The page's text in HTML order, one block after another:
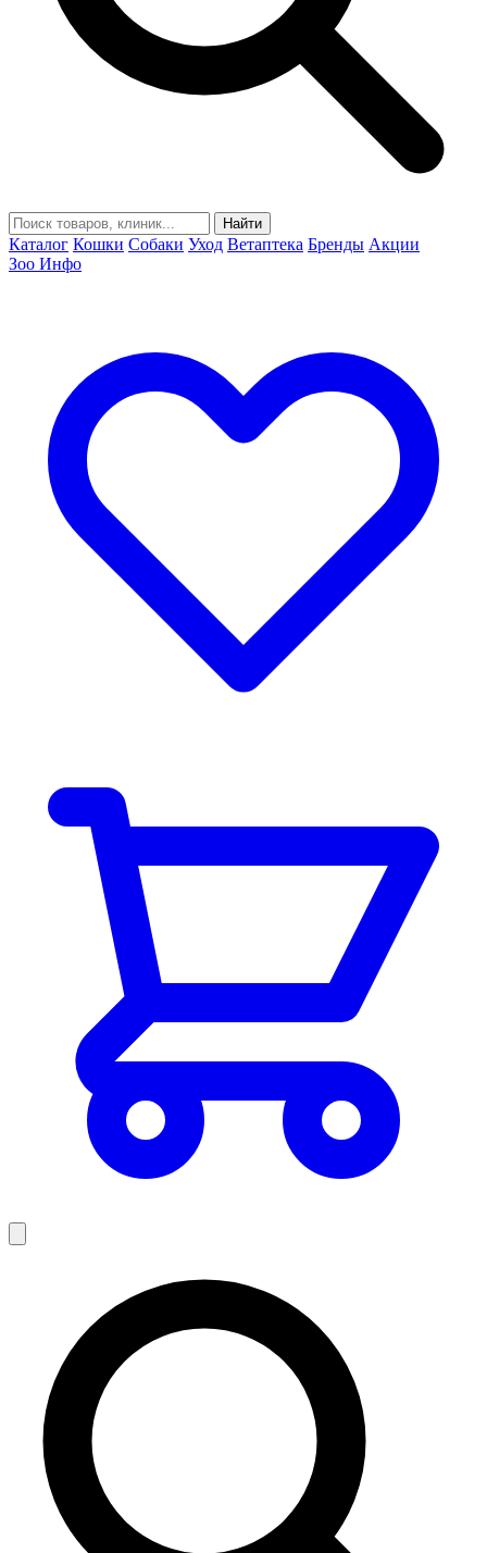
Найти
Каталог Кошки Собаки Уход Ветаптека Бренды Акции
Зоо Инфо